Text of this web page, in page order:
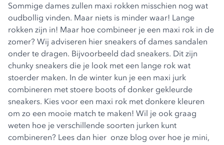
Sommige dames zullen maxi rokken misschien nog wat
oudbollig vinden. Maar niets is minder waar! Lange
rokken zijn in! Maar hoe combineer je een maxi rok in de
zomer? Wij adviseren hier sneakers of dames sandalen
onder te dragen. Bijvoorbeeld dad sneakers. Dit zijn
chunky sneakers die je look met een lange rok wat
stoerder maken. In de winter kun je een maxi jurk
combineren met stoere boots of donker gekleurde
sneakers. Kies voor een maxi rok met donkere kleuren
om zo een mooie match te maken! Wil je ook graag
weten hoe je verschillende soorten jurken kunt
combineren? Lees dan hier onze blog over hoe je mini,